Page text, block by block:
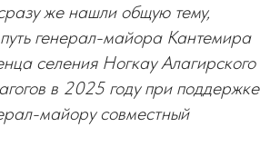
же нашли общую тему,
генерал-майора Кантемира
селения Ногкау Алагирского
в 2025 году при поддержке
майору совместный